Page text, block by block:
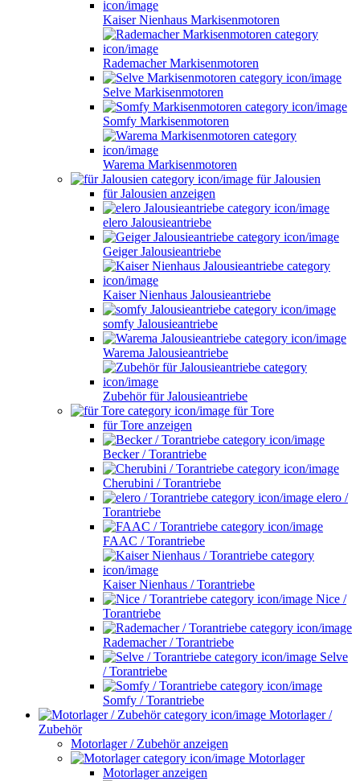
Kaiser Nienhaus Markisenmotoren
Rademacher Markisenmotoren
Selve Markisenmotoren
Somfy Markisenmotoren
Warema Markisenmotoren
für Jalousien
für Jalousien anzeigen
elero Jalousieantriebe
Geiger Jalousieantriebe
Kaiser Nienhaus Jalousieantriebe
somfy Jalousieantriebe
Warema Jalousieantriebe
Zubehör für Jalousieantriebe
für Tore
für Tore anzeigen
Becker / Torantriebe
Cherubini / Torantriebe
elero /
Torantriebe
FAAC / Torantriebe
Kaiser Nienhaus / Torantriebe
Nice /
Torantriebe
Rademacher / Torantriebe
Selve
/ Torantriebe
Somfy / Torantriebe
Motorlager /
Zubehör
Motorlager / Zubehör anzeigen
Motorlager
Motorlager anzeigen